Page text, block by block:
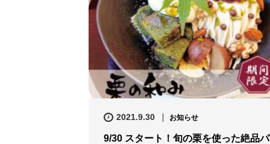
2021.9.30 お知らせ
9/30 スタート！旬の栗を使った絶品パ